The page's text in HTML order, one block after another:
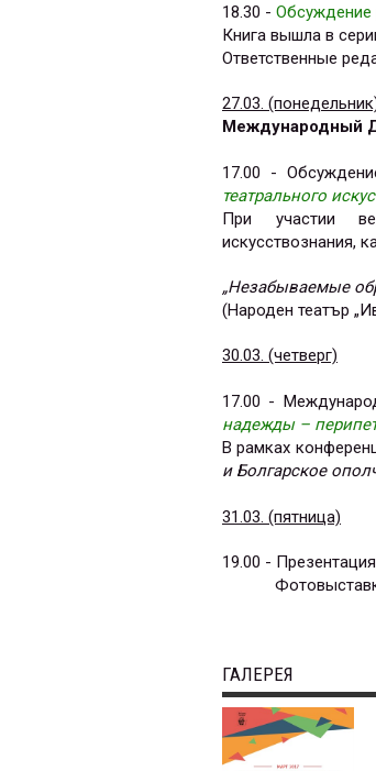
18.30 - Обсуждение
Книга вышла в
Ответственные
27.03.
Международный
17.00 -
театрального
При участии
искусствознания,
„Незабываемые
(Народен театър
30.03. (четверг)
17.00 -
надежды –
В рамках
и Болгарское
31.03. (пятница)
19.00 -
ГАЛЕРЕЯ